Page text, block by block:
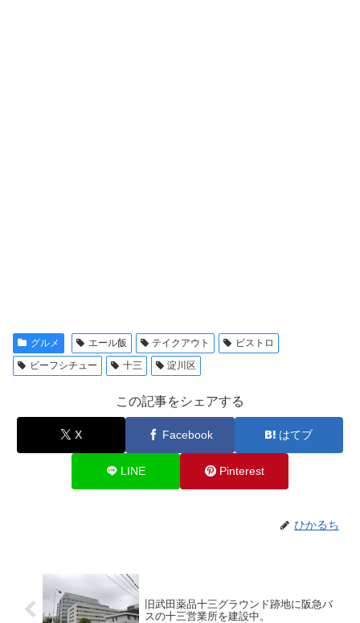
グルメ エール飯 テイクアウト
ビストロ
ビーフシチュー
十三 淀川区
この記事をシェアする
X Facebook はてブ
LINE Pinterest
ひかるち
旧武田薬品十三グラウンド跡地に阪急バ
スの十三営業所を建設中。